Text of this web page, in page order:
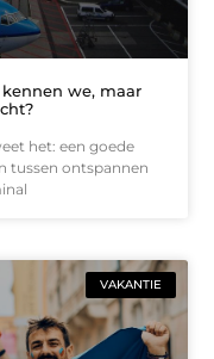
we, maar
het: een goede
tussen ontspannen
VAKANTIE